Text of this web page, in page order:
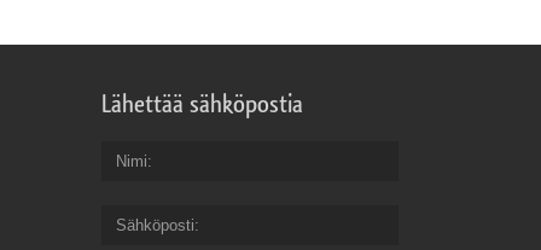
Lähettää sähköpostia
Nimi
Sähköposti